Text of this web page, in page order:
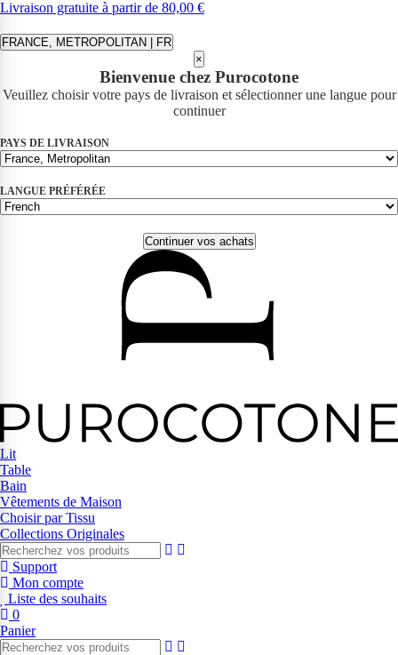
Livraison gratuite à partir de 80,00 €
FRANCE, METROPOLITAN | FR
×
Bienvenue chez Purocotone
Veuillez choisir votre pays de livraison et sélectionner une langue pour
continuer
PAYS DE LIVRAISON
LANGUE PRÉFÉRÉE
Continuer vos achats
Lit
Table
Bain
Vêtements de Maison
Choisir par Tissu
Collections Originales
Support
Mon compte
Liste des souhaits
0
Panier